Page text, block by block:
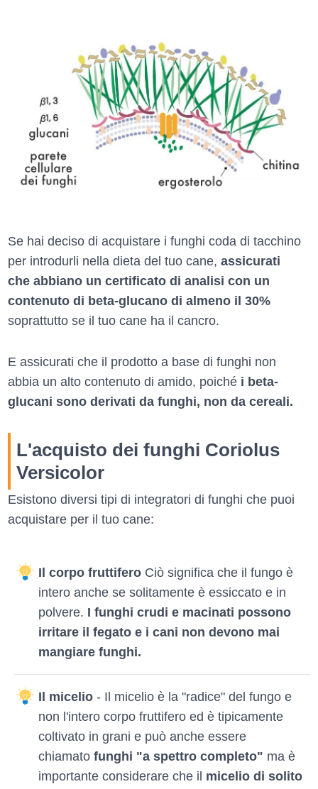
Se hai deciso di acquistare i funghi coda di tacchino
per introdurli nella dieta del tuo cane, assicurati
che abbiano un certificato di analisi con un
contenuto di beta-glucano di almeno il 30%
soprattutto se il tuo cane ha il cancro.
E assicurati che il prodotto a base di funghi non
abbia un alto contenuto di amido, poiché i beta-
glucani sono derivati ​​da funghi, non da cereali.
L'acquisto dei funghi Coriolus
Versicolor
Esistono diversi tipi di integratori di funghi che puoi
acquistare per il tuo cane:
Il corpo fruttifero Ciò significa che il fungo è
intero anche se solitamente è essiccato e in
polvere. I funghi crudi e macinati possono
irritare il fegato e i cani non devono mai
mangiare funghi.
Il micelio - Il micelio è la "radice" del fungo e
non l'intero corpo fruttifero ed è tipicamente
coltivato in grani e può anche essere
chiamatofunghi "a spettro completo" ma è
importante considerare che il micelio di solito